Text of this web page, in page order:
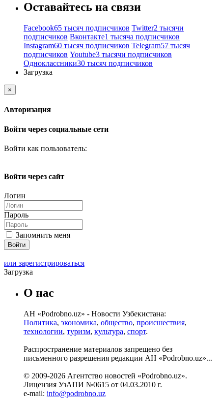
Оставайтесь на связи
Facebook65 тысяч подписчиков Twitter2 тысячи
подписчиков Вконтакте1 тысяча подписчиков
Instagram60 тысяч подписчиков Telegram57 тысяч
подписчиков Youtube3 тысячи подписчиков
Одноклассники30 тысяч подписчиков
Загрузка
×
Авторизация
Войти через социальные сети
Войти как пользователь:
Войти через сайт
Логин
Пароль
Запомнить меня
или зарегистрироваться
Загрузка
О нас
АН «Podrobno.uz» - Новости Узбекистана:
Политика, экономика, общество, происшествия,
технологии, туризм, культура, спорт.
Распространение материалов запрещено без
письменного разрешения редакции АН «Podrobno.uz»...
© 2009-2026 Агентство новостей «Podrobno.uz».
Лицензия УзАПИ №0615 от 04.03.2010 г.
e-mail: info@podrobno.uz